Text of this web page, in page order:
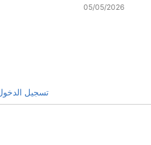
05/05/2026
تسجيل